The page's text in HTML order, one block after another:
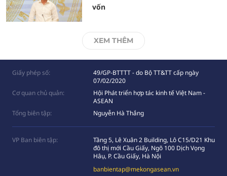
vốn
XEM THÊM
Giấy phép số:
49/GP-BTTTT - do Bộ TT&TT cấp ngày
07/02/2020
Cơ quan chủ quản:
Hội Phát triển hợp tác kinh tế Việt Nam -
ASEAN
Tổng biên tập:
Nguyễn Hà Thắng
VP Ban biên tập:
Tầng 5, Lê Xuân 2 Building, Lô C15/D21 Khu
đô thị mới Cầu Giấy, Ngõ 100 Dịch Vọng
Hâụ, P. Cầu Giấy, Hà Nội
banbientap@mekongasean.vn